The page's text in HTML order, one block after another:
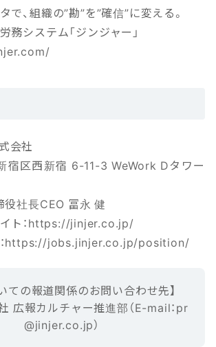
で、組織の”勘”を”確信”に変える。
務システム「ジンジャー」
会社
宿区西新宿 6-11-3 WeWork Dタワー
役社長CEO 冨永 健
ト：https://jinjer.co.jp/
：https://jobs.jinjer.co.jp/position/
ての報‌道‌関‌係‌の‌お‌問‌い‌合‌わ‌せ先】‌
広報カルチャー推進部（E-mail‌：‌pr
@jinjer.co.jp）